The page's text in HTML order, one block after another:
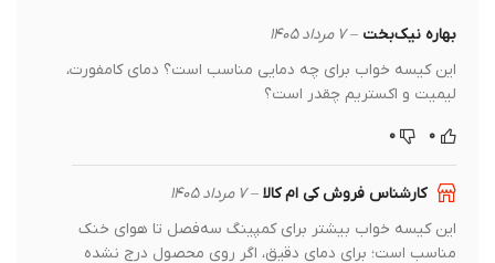
بهاره نیک‌بخت–
این کیسه خواب برای چه دمایی مناسب است؟ دمای کامفورت،
لیمیت و اکستریم چقدر است؟
کارشناس فروش کی ام کالا –
این کیسه خواب بیشتر برای کمپینگ سه‌فصل تا هوای خنک